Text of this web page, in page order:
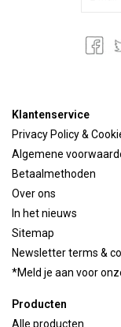
Klantenservice
Privacy Policy &
Algemene
Betaalmethoden
Over ons
In het nieuws
Sitemap
Newsletter terms &
*Meld je aan voor
Producten
Alle producten